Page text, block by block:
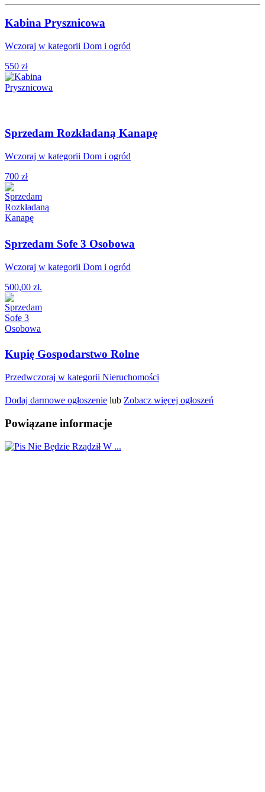
Kabina Prysznicowa
Wczoraj w kategorii Dom i ogród
550 zł
Sprzedam Rozkładaną Kanapę
Wczoraj w kategorii Dom i ogród
700 zł
Sprzedam Sofe 3 Osobowa
Wczoraj w kategorii Dom i ogród
500,00 zł.
Kupię Gospodarstwo Rolne
Przedwczoraj w kategorii Nieruchomości
Dodaj darmowe ogłoszenie lub Zobacz więcej ogłoszeń
Powiązane informacje